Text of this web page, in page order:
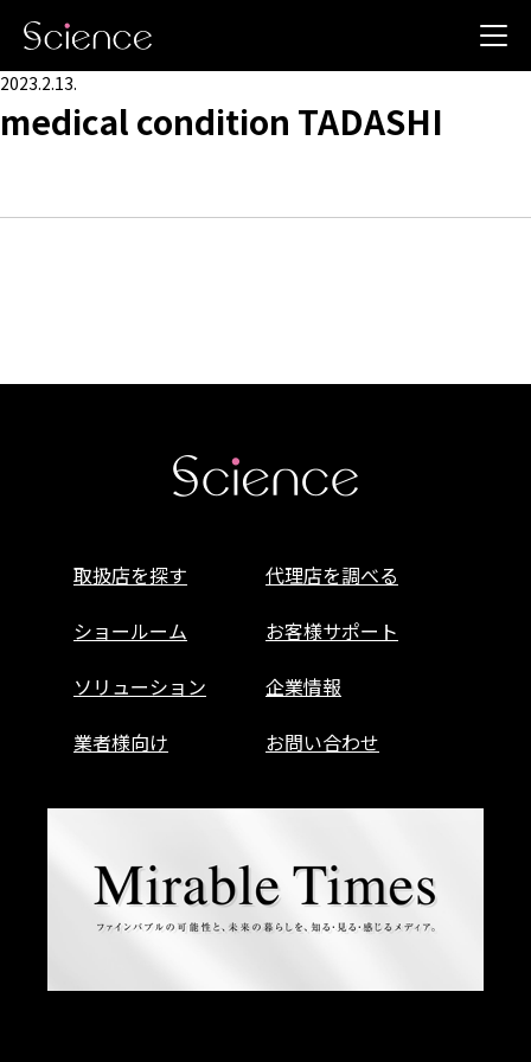
2023.2.13.
medical condition TADASHI
取扱店を探す
代理店を調べる
ショールーム
お客様サポート
ソリューション
企業情報
業者様向け
お問い合わせ